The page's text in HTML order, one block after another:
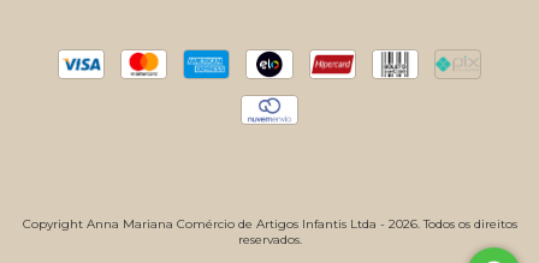
Copyright Anna Mariana Comércio de Artigos Infantis Ltda - 2026. Todos os direitos
reservados.